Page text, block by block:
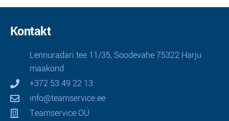
Kontakt
Lennuradari tee 11/35, Soodevahe 75322 Harju
maakond
+372 53 49 22 13
info@teamservice.ee
Teamservice OÜ